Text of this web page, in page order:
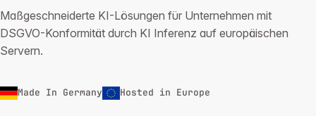
Maßgeschneiderte KI-Lösungen für Unternehmen mit
DSGVO-Konformität durch KI Inferenz auf europäischen
Servern.
Made In Germany Hosted in Europe